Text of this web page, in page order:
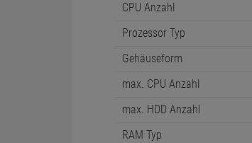
CPU Anzahl
Prozessor Typ
Gehäuseform
max. CPU Anzahl
max. HDD Anzahl
RAM Typ